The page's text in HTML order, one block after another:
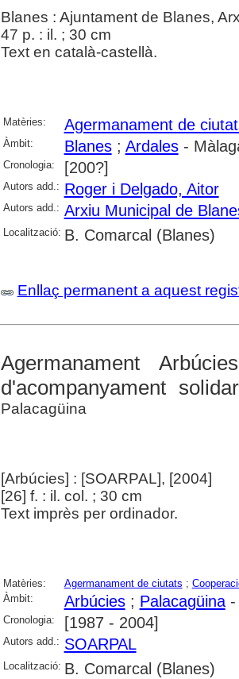
Blanes : Ajuntament de Blanes,
47 p. : il. ; 30 cm
Text en català-castellà.
Matèries: Agermanament de
Àmbit: Blanes; Ardales-
Cronologia: [200?]
Autors add.: Roger i Delgado, Aitor
Autors add.: Arxiu Municipal de
Localització: B. Comarcal (Blanes)
Enllaç permanent a aquest
Agermanament
d'acompanyament
Palacagüina
[Arbúcies] : [SOARPAL], [2004]
[26] f. : il. col. ; 30 cm
Text imprès per ordinador.
Matèries: Agermanament de ciutats ;
Àmbit:
Arbúcies; Palacagüina-
Cronologia: [1987 - 2004]
Autors add.: SOARPAL
Localització: B. Comarcal (Blanes)